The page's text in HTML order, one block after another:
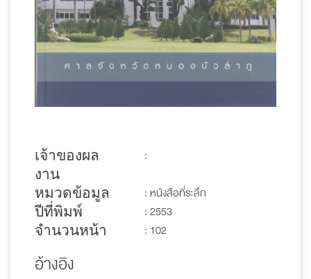
เจ้าของผล
งาน
:
หมวดข้อมูล : หนังสือที่ระลึก
ปีที่พิมพ์ : 2553
จำนวนหน้า : 102
อ้างอิง